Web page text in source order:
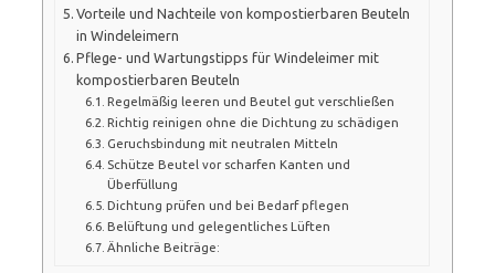
Vorteile und Nachteile von kompostierbaren Beuteln
in Windeleimern
Pflege- und Wartungstipps für Windeleimer mit
kompostierbaren Beuteln
Regelmäßig leeren und Beutel gut verschließen
Richtig reinigen ohne die Dichtung zu schädigen
Geruchsbindung mit neutralen Mitteln
Schütze Beutel vor scharfen Kanten und
Überfüllung
Dichtung prüfen und bei Bedarf pflegen
Belüftung und gelegentliches Lüften
Ähnliche Beiträge: